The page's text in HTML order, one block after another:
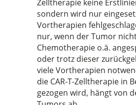
Zelltherapie keine
sondern wird nur
Vortherapien
nur, wenn der Tumor
Chemotherapie o.ä.
oder trotz dieser
viele Vortherapien
die CAR-T-Zelltherapie in
gezogen wird, hängt von